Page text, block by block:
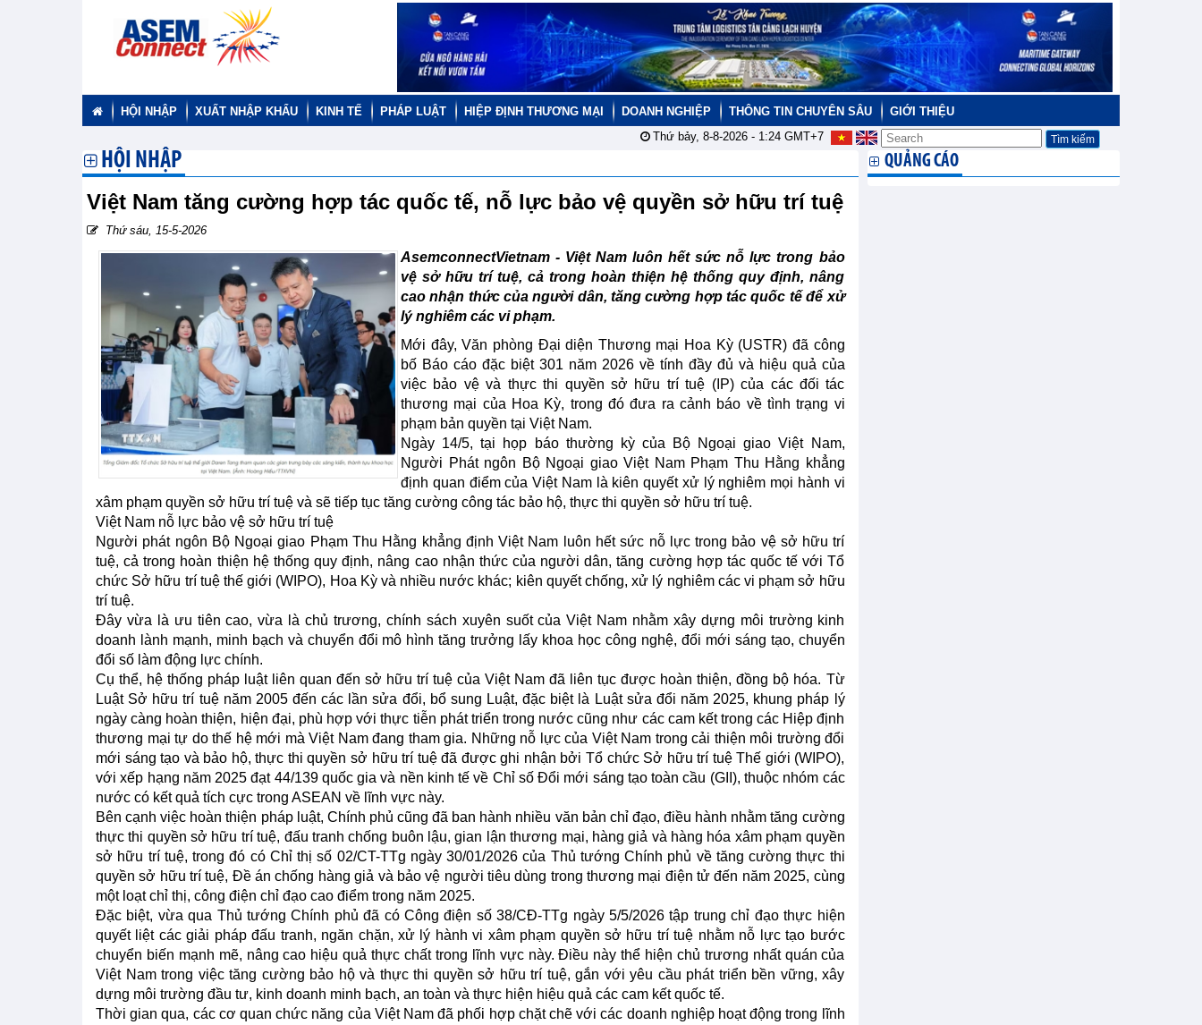
HỘI NHẬP XUẤT NHẬP KHẨU KINH TẾ PHÁP LUẬT HIỆP ĐỊNH THƯƠNG MẠI DOANH NGHIỆP THÔNG TIN CHUYÊN SÂU
GIỚI THIỆU
Thứ bảy, 8-8-2026 - 1:24GMT+7
HỘI NHẬP
Việt Nam tăng cường hợp tác quốc tế, nỗ lực bảo vệ quyền sở hữu trí tuệ
Thứ sáu, 15-5-2026
AsemconnectVietnam - Việt Nam luôn hết sức nỗ lực trong bảo
vệ sở hữu trí tuệ, cả trong hoàn thiện hệ thống quy định, nâng
cao nhận thức của người dân, tăng cường hợp tác quốc tế để xử
lý nghiêm các vi phạm.
Mới đây, Văn phòng Đại diện Thương mại Hoa Kỳ (USTR) đã công
bố Báo cáo đặc biệt 301 năm 2026 về tính đầy đủ và hiệu quả của
việc bảo vệ và thực thi quyền sở hữu trí tuệ (IP) của các đối tác
thương mại của Hoa Kỳ, trong đó đưa ra cảnh báo về tình trạng vi
phạm bản quyền tại Việt Nam.
Ngày 14/5, tại họp báo thường kỳ của Bộ Ngoại giao Việt Nam,
Người Phát ngôn Bộ Ngoại giao Việt Nam Phạm Thu Hằng khẳng
định quan điểm của Việt Nam là kiên quyết xử lý nghiêm mọi hành vi
xâm phạm quyền sở hữu trí tuệ và sẽ tiếp tục tăng cường công tác bảo hộ, thực thi quyền sở hữu trí tuệ.
Việt Nam nỗ lực bảo vệ sở hữu trí tuệ
Người phát ngôn Bộ Ngoại giao Phạm Thu Hằng khẳng định Việt Nam luôn hết sức nỗ lực trong bảo vệ sở hữu trí
tuệ, cả trong hoàn thiện hệ thống quy định, nâng cao nhận thức của người dân, tăng cường hợp tác quốc tế với Tổ
chức Sở hữu trí tuệ thế giới (WIPO), Hoa Kỳ và nhiều nước khác; kiên quyết chống, xử lý nghiêm các vi phạm sở hữu
trí tuệ.
Đây vừa là ưu tiên cao, vừa là chủ trương, chính sách xuyên suốt của Việt Nam nhằm xây dựng môi trường kinh
doanh lành mạnh, minh bạch và chuyển đổi mô hình tăng trưởng lấy khoa học công nghệ, đổi mới sáng tạo, chuyển
đổi số làm động lực chính.
Cụ thể, hệ thống pháp luật liên quan đến sở hữu trí tuệ của Việt Nam đã liên tục được hoàn thiện, đồng bộ hóa. Từ
Luật Sở hữu trí tuệ năm 2005 đến các lần sửa đổi, bổ sung Luật, đặc biệt là Luật sửa đổi năm 2025, khung pháp lý
ngày càng hoàn thiện, hiện đại, phù hợp với thực tiễn phát triển trong nước cũng như các cam kết trong các Hiệp định
thương mại tự do thế hệ mới mà Việt Nam đang tham gia. Những nỗ lực của Việt Nam trong cải thiện môi trường đổi
mới sáng tạo và bảo hộ, thực thi quyền sở hữu trí tuệ đã được ghi nhận bởi Tổ chức Sở hữu trí tuệ Thế giới (WIPO),
với xếp hạng năm 2025 đạt 44/139 quốc gia và nền kinh tế về Chỉ số Đổi mới sáng tạo toàn cầu (GII), thuộc nhóm các
nước có kết quả tích cực trong ASEAN về lĩnh vực này.
Bên cạnh việc hoàn thiện pháp luật, Chính phủ cũng đã ban hành nhiều văn bản chỉ đạo, điều hành nhằm tăng cường
thực thi quyền sở hữu trí tuệ, đấu tranh chống buôn lậu, gian lận thương mại, hàng giả và hàng hóa xâm phạm quyền
sở hữu trí tuệ, trong đó có Chỉ thị số 02/CT-TTg ngày 30/01/2026 của Thủ tướng Chính phủ về tăng cường thực thi
quyền sở hữu trí tuệ, Đề án chống hàng giả và bảo vệ người tiêu dùng trong thương mại điện tử đến năm 2025, cùng
một loạt chỉ thị, công điện chỉ đạo cao điểm trong năm 2025.
Đặc biệt, vừa qua Thủ tướng Chính phủ đã có Công điện số 38/CĐ-TTg ngày 5/5/2026 tập trung chỉ đạo thực hiện
quyết liệt các giải pháp đấu tranh, ngăn chặn, xử lý hành vi xâm phạm quyền sở hữu trí tuệ nhằm nỗ lực tạo bước
chuyển biến mạnh mẽ, nâng cao hiệu quả thực chất trong lĩnh vực này. Điều này thể hiện chủ trương nhất quán của
Việt Nam trong việc tăng cường bảo hộ và thực thi quyền sở hữu trí tuệ, gắn với yêu cầu phát triển bền vững, xây
dựng môi trường đầu tư, kinh doanh minh bạch, an toàn và thực hiện hiệu quả các cam kết quốc tế.
Thời gian qua, các cơ quan chức năng của Việt Nam đã phối hợp chặt chẽ với các doanh nghiệp hoạt động trong lĩnh
QUẢNG CÁO